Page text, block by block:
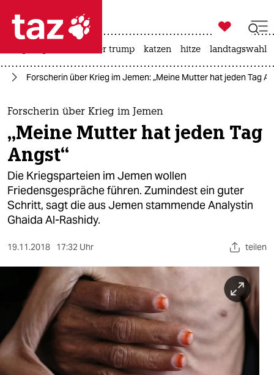
 taz zahl ich
taz zahl ich
themen
politik
öko
gesellschaft
kultur
sport
berlin
nord
wahrheit
verlag

taz zahl ich
usa unter trump katzen hitze landtagswahl
Forscherin über Krieg im Jemen: „Meine Mutter hat jeden Tag
Forscherin über Krieg im Jemen
„Meine Mutter hat jeden Tag
Angst“
Die Kriegsparteien im Jemen wollen
Friedensgespräche führen. Zumindest ein guter
Schritt, sagt die aus Jemen stammende Analystin
Ghaida Al-Rashidy.
19.11.2018 17:32 Uhr teilen